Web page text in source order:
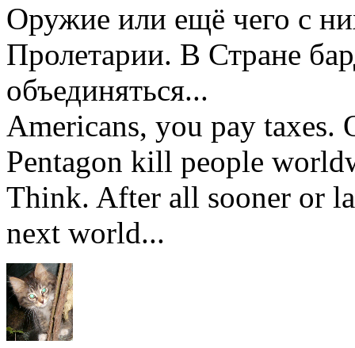
Оружие или ещё чего с
Пролетарии. В Стране
объединяться...
Americans, you pay taxes.
Pentagon kill people
Think. After all sooner or
next world...